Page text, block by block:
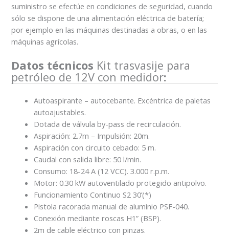
suministro se efectúe en condiciones de seguridad, cuando
sólo se dispone de una alimentación eléctrica de batería;
por ejemplo en las máquinas destinadas a obras, o en las
máquinas agrícolas.
Datos técnicos Kit trasvasije para
petróleo de 12V con medidor:
Autoaspirante – autocebante. Excéntrica de paletas
autoajustables.
Dotada de válvula by-pass de recirculación.
Aspiración: 2.7m – Impulsión: 20m.
Aspiración con circuito cebado: 5 m.
Caudal con salida libre: 50 l/min.
Consumo: 18-24 A (12 VCC). 3.000 r.p.m.
Motor: 0.30 kW autoventilado protegido antipolvo.
Funcionamiento Continuo S2 30’(*)
Pistola racorada manual de aluminio PSF-040.
Conexión mediante roscas H1” (BSP).
2m de cable eléctrico con pinzas.